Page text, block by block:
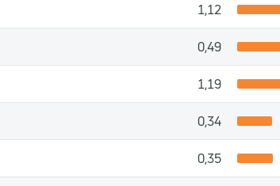
1,12
0,49
1,19
0,34
0,35